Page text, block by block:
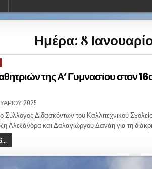
Ημέρα: 8
της Α’ Γυμνασίου στον
2025
Σύλλογος Διδασκόντων του Καλλιτεχνικού
Αλεξάνδρα και Δαλαγιώργου Δανάη για τη